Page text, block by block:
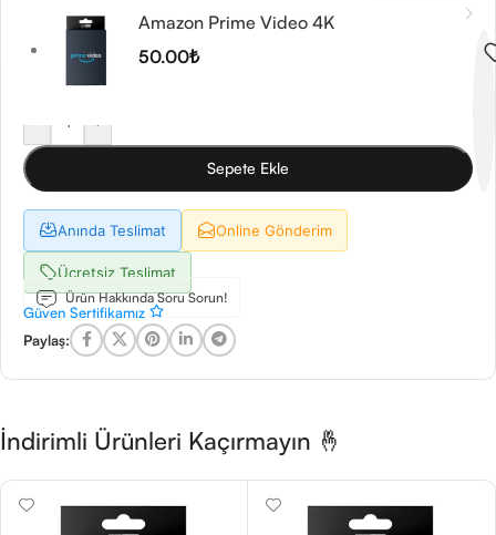
Amazon Prime Video 4K
50.00₺
Değerlendirmeler (0)
Abonelik Süresi
+
Sepete Ekle
Anında Teslimat Online Gönderim
Ücretsiz Teslimat
Ürün Hakkında Soru Sorun!
Güven Sertifikamız
Paylaş:
İndirimli Ürünleri Kaçırmayın 🤞